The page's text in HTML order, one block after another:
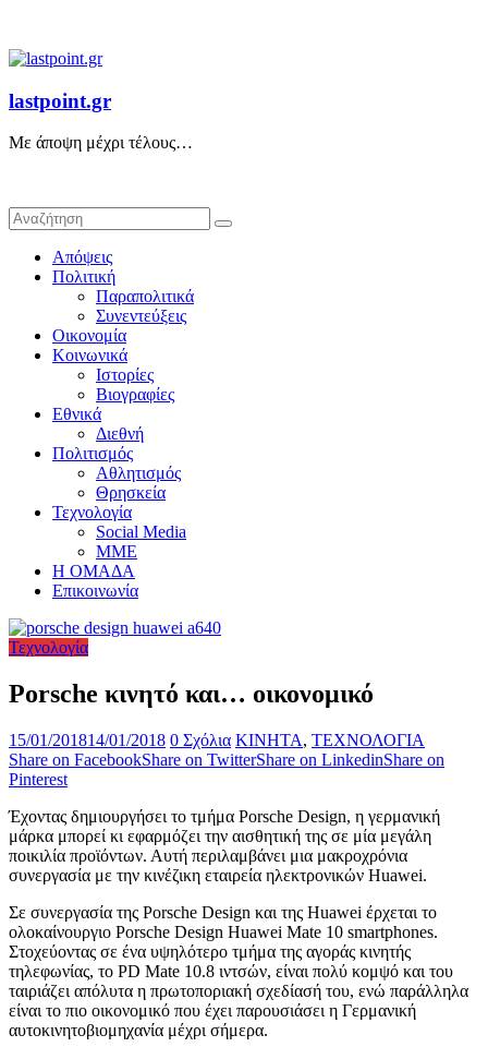
lastpoint.gr
Με άποψη μέχρι τέλους…
Απόψεις
Πολιτική
Παραπολιτικά
Συνεντεύξεις
Οικονομία
Κοινωνικά
Ιστορίες
Βιογραφίες
Εθνικά
Διεθνή
Πολιτισμός
Αθλητισμός
Θρησκεία
Τεχνολογία
Social Media
ΜΜΕ
Η ΟΜΑΔΑ
Επικοινωνία
Τεχνολογία
Porsche κινητό και… οικονομικό
15/01/201814/01/2018 0 Σχόλια ΚΙΝΗΤΑ, ΤΕΧΝΟΛΟΓΙΑ
Share on FacebookShare on TwitterShare on LinkedinShare on
Pinterest
Έχοντας δημιουργήσει το τμήμα Porsche Design, η γερμανική
μάρκα μπορεί κι εφαρμόζει την αισθητική της σε μία μεγάλη
ποικιλία προϊόντων. Αυτή περιλαμβάνει μια μακροχρόνια
συνεργασία με την κινέζικη εταιρεία ηλεκτρονικών Huawei.
Σε συνεργασία της Porsche Design και της Huawei έρχεται το
ολοκαίνουργιο Porsche Design Huawei Mate 10 smartphones.
Στοχεύοντας σε ένα υψηλότερο τμήμα της αγοράς κινητής
τηλεφωνίας, το PD Mate 10.8 ιντσών, είναι πολύ κομψό και του
ταιριάζει απόλυτα η πρωτοποριακή σχεδίασή του, ενώ παράλληλα
είναι το πιο οικονομικό που έχει παρουσιάσει η Γερμανική
αυτοκινητοβιομηχανία μέχρι σήμερα.